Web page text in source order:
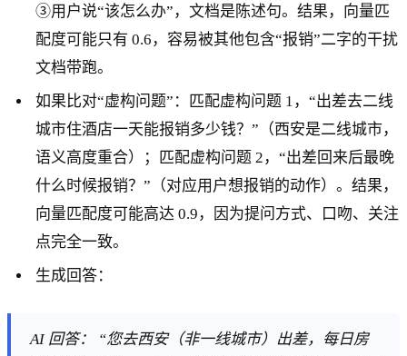
③用户说“该怎么办”，文档是陈述句。结果，向量匹
配度可能只有 0.6，容易被其他包含“报销”二字的干扰
文档带跑。
如果比对“虚构问题”：匹配虚构问题 1，“出差去二线
城市住酒店一天能报销多少钱？”（西安是二线城市，
语义高度重合）；匹配虚构问题 2，“出差回来后最晚
什么时候报销？”（对应用户想报销的动作）。结果，
向量匹配度可能高达 0.9，因为提问方式、口吻、关注
点完全一致。
生成回答：
AI 回答： “您去西安（非一线城市）出差，每日房